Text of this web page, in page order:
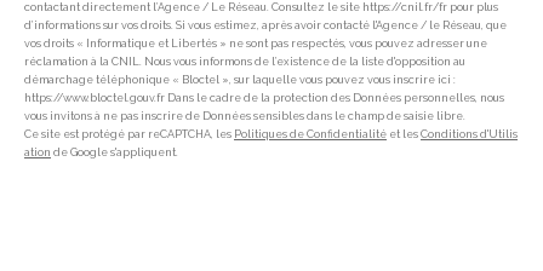
contactant directement l’Agence / Le Réseau. Consultez le site https://cnil.fr/fr pour plus
d’informations sur vos droits. Si vous estimez, après avoir contacté l'Agence / le Réseau, que
vos droits « Informatique et Libertés » ne sont pas respectés, vous pouvez adresser une
réclamation à la CNIL. Nous vous informons de l’existence de la liste d'opposition au
démarchage téléphonique « Bloctel », sur laquelle vous pouvez vous inscrire ici :
https://www.bloctel.gouv.fr Dans le cadre de la protection des Données personnelles, nous
vous invitons à ne pas inscrire de Données sensibles dans le champ de saisie libre.
Ce site est protégé par reCAPTCHA, les Politiques de Confidentialité et les Conditions d'Utilis
ation de Google s'appliquent.